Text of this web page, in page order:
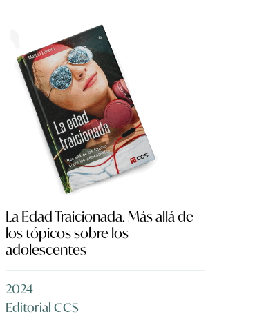
La Edad Traicionada. Más allá de
los tópicos sobre los
adolescentes
2024
Editorial CCS